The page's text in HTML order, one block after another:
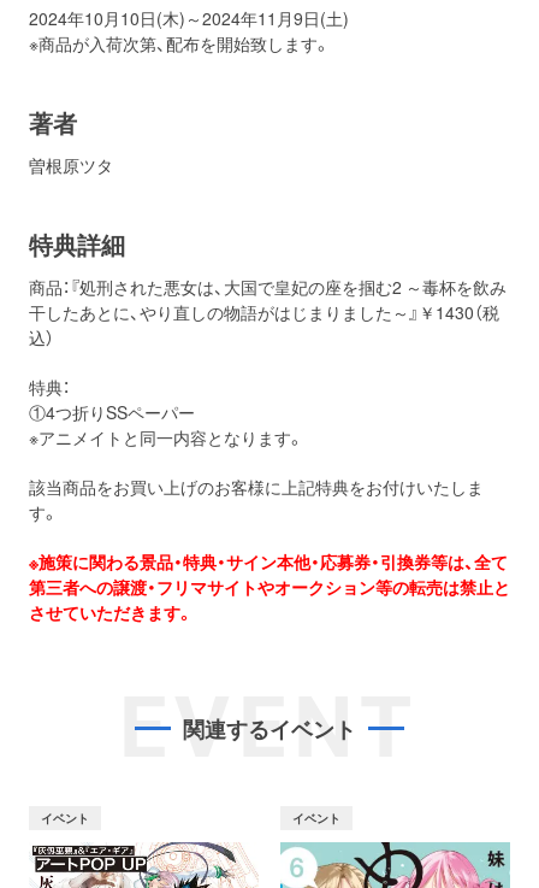
2024年10月10日(木)～2024年11月9日(土)
※商品が入荷次第、配布を開始致します。
著者
曽根原ツタ
特典詳細
商品：『処刑された悪女は、大国で皇妃の座を掴む2 ～毒杯を飲み
干したあとに、やり直しの物語がはじまりました～』￥1430（税
込）
特典：
①4つ折りSSペーパー
※アニメイトと同一内容となります。
該当商品をお買い上げのお客様に上記特典をお付けいたしま
す。
※施策に関わる景品・特典・サイン本他・応募券・引換券等は、全て
第三者への譲渡・フリマサイトやオークション等の転売は禁止と
させていただきます。
EVENT
関連するイベント
イベント イベント